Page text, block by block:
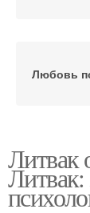
Любовь
Литвак
Литвак: